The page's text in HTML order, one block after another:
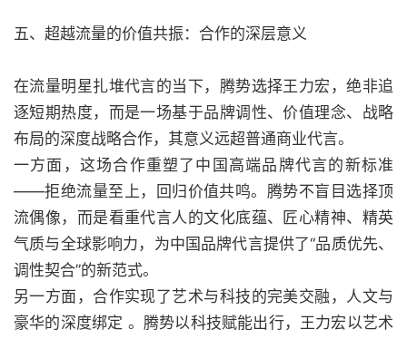
五、超越流量的价值共振：合作的深层意义
在流量明星扎堆代言的当下，腾势选择王力宏，绝非追
逐短期热度，而是一场基于品牌调性、价值理念、战略
布局的深度战略合作，其意义远超普通商业代言。
一方面，这场合作重塑了中国高端品牌代言的新标准
——拒绝流量至上，回归价值共鸣。腾势不盲目选择顶
流偶像，而是看重代言人的文化底蕴、匠心精神、精英
气质与全球影响力，为中国品牌代言提供了“品质优先、
调性契合”的新范式。
另一方面，合作实现了艺术与科技的完美交融，人文与
豪华的深度绑定 。腾势以科技赋能出行，王力宏以艺术